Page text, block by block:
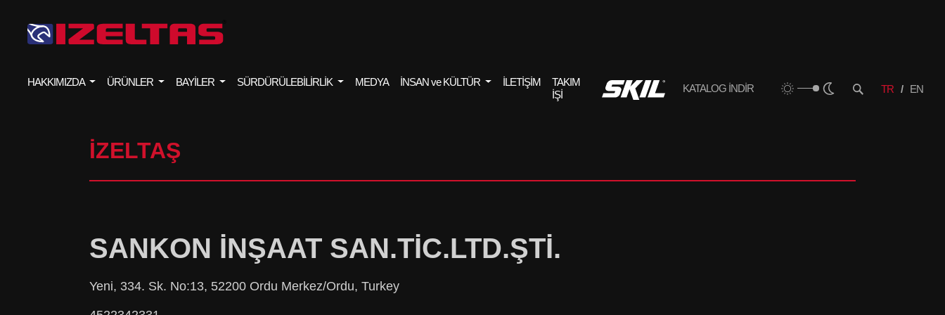
HAKKIMIZDA ÜRÜNLER BAYİLER SÜRDÜRÜLEBİLİRLİK MEDYA İNSAN ve KÜLTÜR İLETİŞİM
TAKIM
İŞİ
KATALOG İNDİR TR EN
İZELTAŞ
SANKON İNŞAAT SAN.TİC.LTD.ŞTİ.
Yeni, 334. Sk. No:13, 52200 Ordu Merkez/Ordu, Turkey